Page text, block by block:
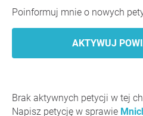
Poinformuj mnie o nowych
Brak aktywnych petycji w tej
Napisz petycję w sprawie